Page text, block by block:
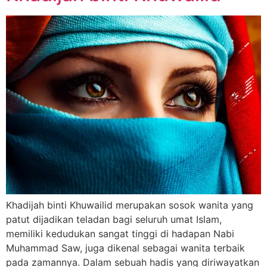
Khadijah binti Khuwailid merupakan sosok wanita yang
patut dijadikan teladan bagi seluruh umat Islam,
memiliki kedudukan sangat tinggi di hadapan Nabi
Muhammad Saw, juga dikenal sebagai wanita terbaik
pada zamannya. Dalam sebuah hadis yang diriwayatkan